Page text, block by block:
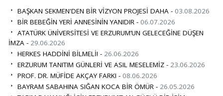
BAŞKAN SEKMEN'DEN BİR VİZYON PROJESİ DAHA - 03.08.2026
BİR BEBEĞİN YERİ ANNESİNİN YANIDIR - 06.07.2026
ATATÜRK ÜNİVERSİTESİ VE ERZURUM’UN GELECEĞİNE DÜŞEN
İMZA - 29.06.2026
HERKES HADDİNİ BİLMELİ! - 26.06.2026
ERZURUM TANITIM GÜNLERİ VE ASIL MESELEMİZ - 23.06.2026
PROF. DR. MÜFİDE AKÇAY FARKI - 08.06.2026
BAYRAM SABAHINA SIĞAN KOCA BİR ÖMÜR - 26.05.2026